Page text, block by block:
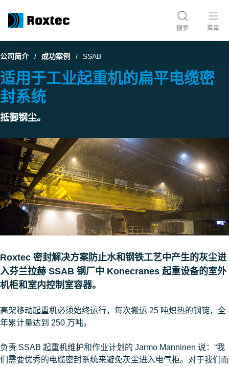
搜索 菜单
公司简介 成功案例 SSAB
适用于工业起重机的扁平电缆密
封系统
抵御钢尘。
Roxtec 密封解决方案防止水和钢铁工艺中产生的灰尘进
入芬兰拉赫 SSAB 钢厂中 Konecranes 起重设备的室外
机柜和室内控制室容器。
高架移动起重机必须始终运行，每次搬运 25 吨炽热的钢锭，全
年累计量达到 250 万吨。
负责 SSAB 起重机维护和作业计划的 Jarmo Manninen 说：“我
们需要优秀的电缆密封系统来避免灰尘进入电气柜。对于我们而